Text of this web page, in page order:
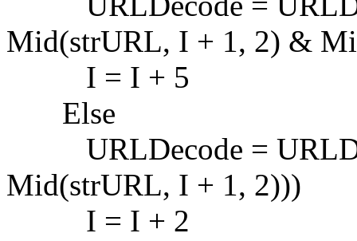
Mid(strURL, I + 1, 2) &
I = I + 5
Else
URLDecode =
Mid(strURL, I + 1, 2)))
I = I + 2